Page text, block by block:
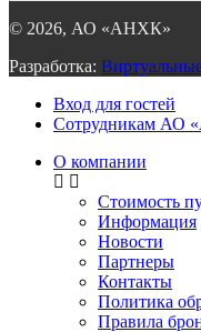
© 2026, АО «АНХК»
Разработка:
Вход для гостей
Сотрудникам АО
О компании
Стоимость
Информация
Новости
Партнеры
Контакты
Политика
Правила